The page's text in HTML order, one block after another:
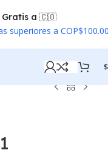
Gratis a 🇨🇴
superiores a
$